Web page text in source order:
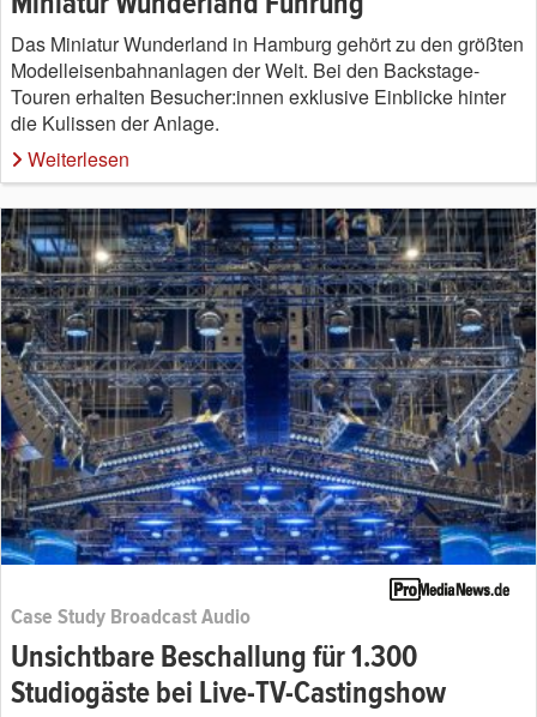
Das Miniatur Wunderland in Hamburg gehört zu den größten
Modelleisenbahnanlagen der Welt. Bei den Backstage-
Touren erhalten Besucher:innen exklusive Einblicke hinter
die Kulissen der Anlage.
Weiterlesen
Case Study Broadcast Audio
Unsichtbare Beschallung für 1.300
Studiogäste bei Live-TV-Castingshow